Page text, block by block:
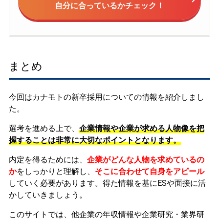
自分に合っているかチェック！
まとめ
今回はカナモトの新卒採用についての情報を紹介しまし
た。
選考を進める上で、 企業情報や企業が求める人物像を把
握することは非常に大切なポイントとなります。
内定を得るためには、 企業がどんな人物を求めているの
かをしっかりと理解し、 そこに合わせて自身をアピール
していく必要があります。 得た情報を基にESや面接に活
かしていきましょう。
このサイトでは、他企業の年収情報や企業研究・業界研